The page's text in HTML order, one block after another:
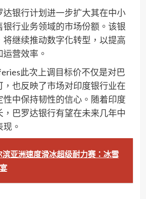
达银行计划进一步扩大其在中小
银行业务领域的市场份额。该银
将继续推动数字化转型，以提高
营效率。
此次上调目标价不仅是对巴
，也反映了市场对印度银行业在
性中保持韧性的信心。随着印度
，巴罗达银行有望在未来几年中
。
滨亚洲速度滑冰超级耐力赛：冰雪